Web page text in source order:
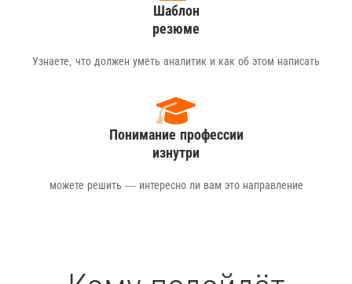
Шаблон
резюме
Узнаете, что должен уметь аналитик и как об этом написать
Понимание профессии
изнутри
можете решить — интересно ли вам это направление